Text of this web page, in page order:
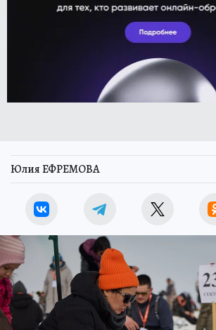
Юлия ЕФРЕМОВА